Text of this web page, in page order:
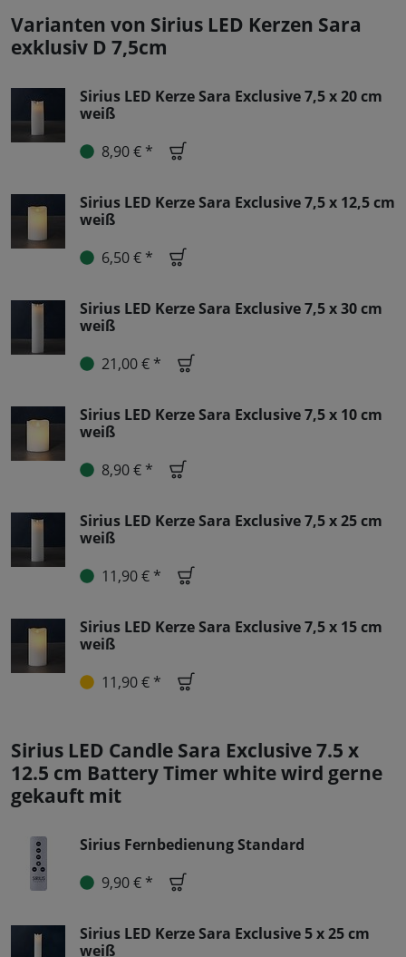
Varianten von Sirius LED Kerzen Sara
exklusiv D 7,5cm
Sirius LED Kerze Sara Exclusive 7,5 x 20 cm
weiß
8,90 € *
Sirius LED Kerze Sara Exclusive 7,5 x 12,5 cm
weiß
6,50 € *
Sirius LED Kerze Sara Exclusive 7,5 x 30 cm
weiß
21,00 € *
Sirius LED Kerze Sara Exclusive 7,5 x 10 cm
weiß
8,90 € *
Sirius LED Kerze Sara Exclusive 7,5 x 25 cm
weiß
11,90 € *
Sirius LED Kerze Sara Exclusive 7,5 x 15 cm
weiß
11,90 € *
Sirius LED Candle Sara Exclusive 7.5 x
12.5 cm Battery Timer white wird gerne
gekauft mit
Sirius Fernbedienung Standard
9,90 € *
Sirius LED Kerze Sara Exclusive 5 x 25 cm
weiß